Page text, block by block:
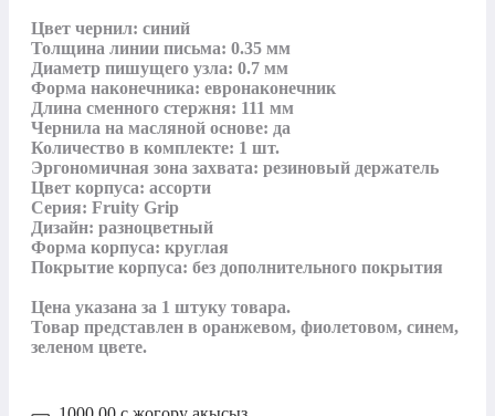
Цвет чернил: синий
Толщина линии письма: 0.35 мм
Диаметр пишущего узла: 0.7 мм
Форма наконечника: евронаконечник
Длина сменного стержня: 111 мм
Чернила на масляной основе: да
Количество в комплекте: 1 шт.
Эргономичная зона захвата: резиновый держатель
Цвет корпуса: ассорти
Серия: Fruity Grip
Дизайн: разноцветный
Форма корпуса: круглая
Покрытие корпуса: без дополнительного покрытия
Цена указана за 1 штуку товара.
Товар представлен в оранжевом, фиолетовом, синем,
зеленом цвете.